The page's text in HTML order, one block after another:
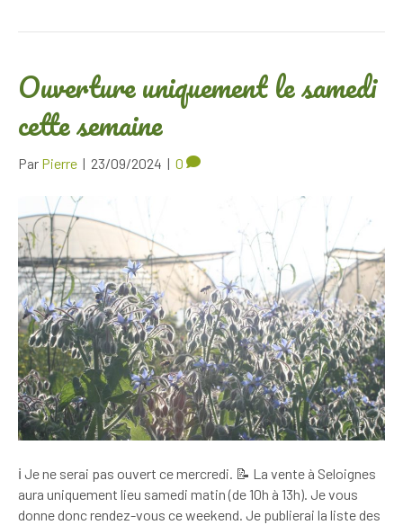
Ouverture uniquement le samedi
cette semaine
Par Pierre | 23/09/2024 | 0
ℹ️ Je ne serai pas ouvert ce mercredi. 📝 La vente à Seloignes
aura uniquement lieu samedi matin (de 10h à 13h). Je vous
donne donc rendez-vous ce weekend. Je publierai la liste des